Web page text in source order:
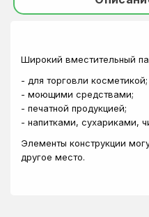
Широкий вместительный
- для торговли косметикой;
- моющими средствами;
- печатной продукцией;
- напитками, сухариками,
Элементы конструкции
другое место.